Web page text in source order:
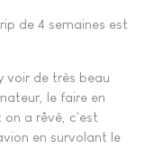
de 4 semaines est
voir de très beau
le faire en
a rêvé, c'est
en survolant le